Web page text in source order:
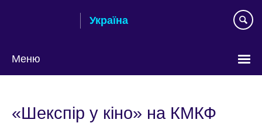
Україна
Меню
language
«Шекспір у кіно» на КМКФ